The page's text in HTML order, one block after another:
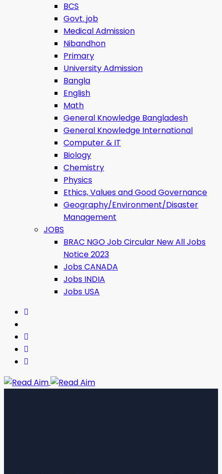
BCS
Govt. job
Medical Admission
Nibandhon
Primary
University Admission
Bangla
English
Math
General Knowledge Bangladesh
General Knowledge International
Computer & IT
Biology
Chemistry
Physics
Ethics, Values ​​and Good Governance
Geography/Environment/Disaster
Management
JOBS
BRAC NGO Job Circular New All Jobs
Notice 2023
Jobs CANADA
Jobs INDIA
Jobs USA
Read Aim